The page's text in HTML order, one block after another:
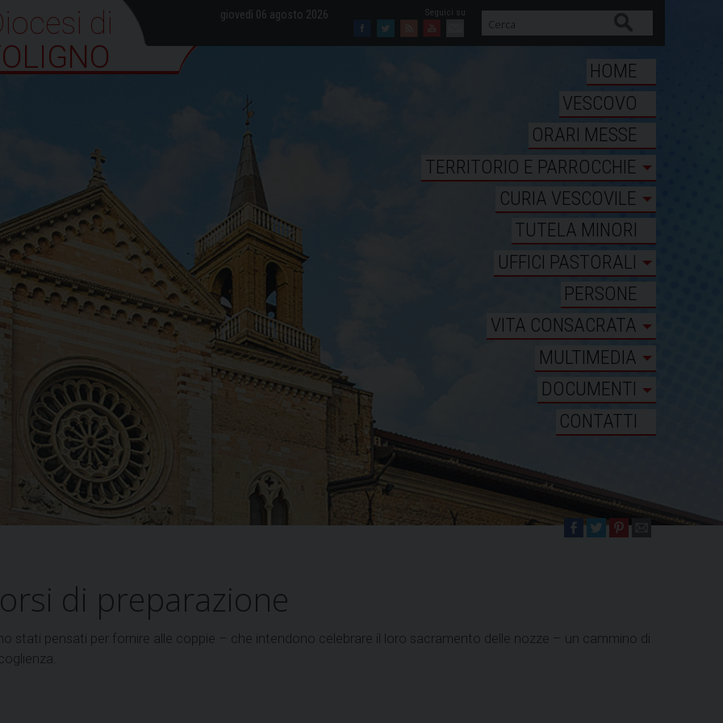
giovedì 06 agosto 2026
Facebook
Twitter
FeedYoutube
Mail
di Foligno
HOME
VESCOVO
ORARI MESSE
TERRITORIO E PARROCCHIE
CURIA VESCOVILE
TUTELA MINORI
UFFICI PASTORALI
PERSONE
VITA CONSACRATA
MULTIMEDIA
DOCUMENTI
CONTATTI
di preparazione
stati pensati per fornire alle coppie – che intendono celebrare il loro sacramento delle nozze – un cammino di